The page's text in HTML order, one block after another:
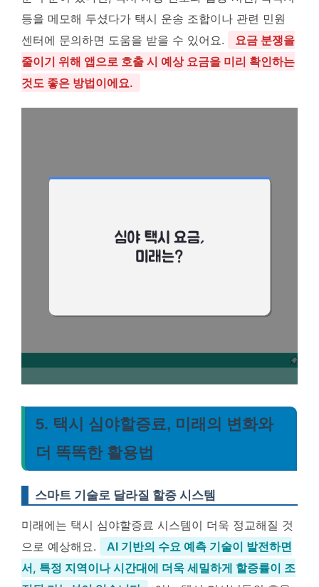
등을 메모해 두셨다가 택시 운송 조합이나 관련 민원
센터에 문의하면 도움을 받을 수 있어요.
요금 분쟁을
줄이기 위해 앱으로 호출 시 예상 요금을 미리 확인하는
것도 좋은 방법이에요.
5. 택시 심야할증료, 미래의 변화와
더 똑똑한 활용법
스마트 기술로 달라질 할증 시스템
미래에는 택시 심야할증료 시스템이 더욱 정교해질 것
으로 예상해요.
AI 기반의 수요 예측 기술이 발전하면
서, 특정 지역이나 시간대에 더욱 세밀하게 할증률이 조